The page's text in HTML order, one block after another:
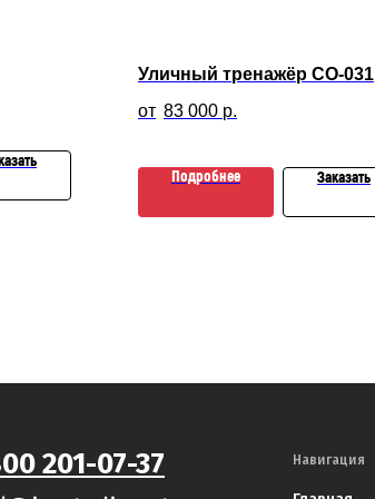
Уличный тренажёр СО-031
83 000 р.
Подробнее Заказать
Навигация
201-07-37